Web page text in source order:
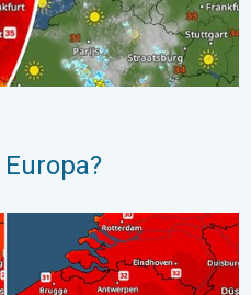
Weekendweer. . . donderdag